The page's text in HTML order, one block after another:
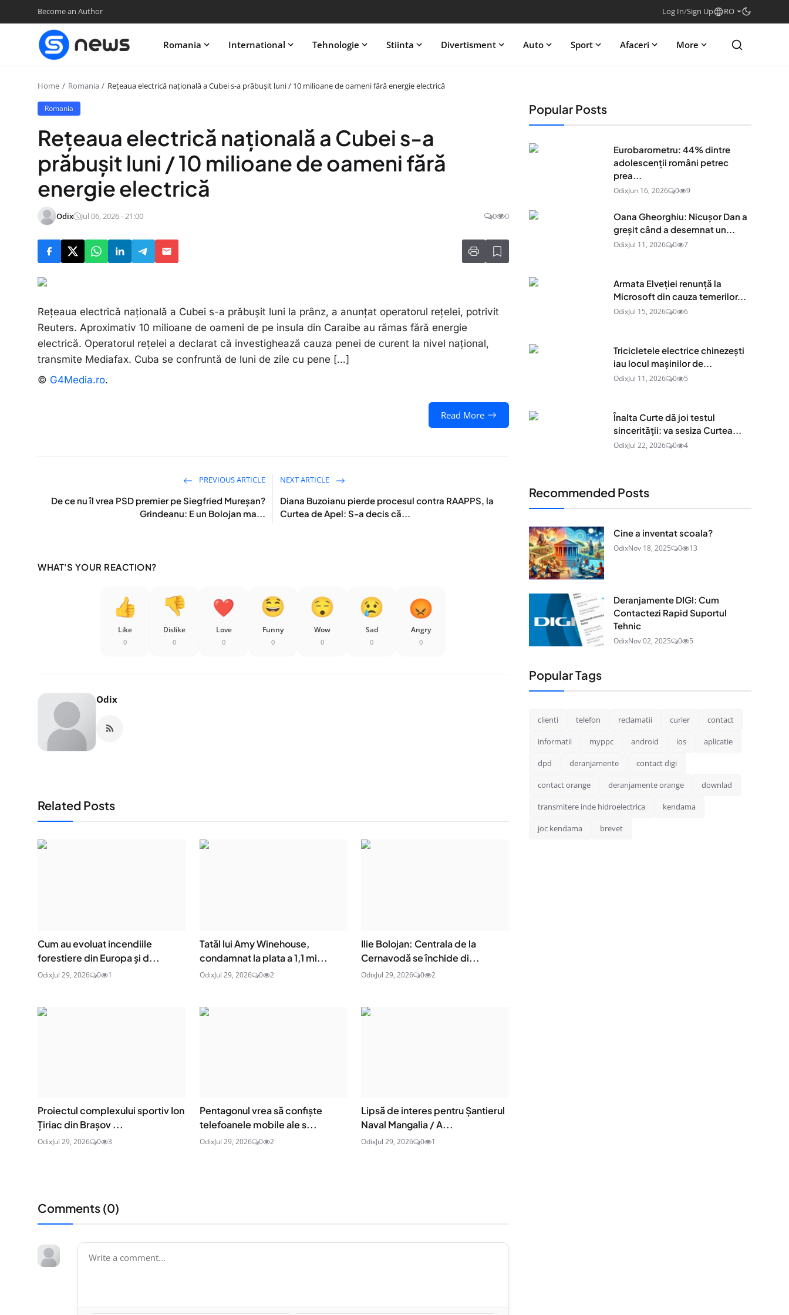
Become an Author Log In/Sign Up RO
Romania International Tehnologie Stiinta Divertisment Auto Sport Afaceri More
Home Romania Rețeaua electrică națională a Cubei s-a prăbușit luni / 10 milioane de oameni fără energie electrică
Romania
Rețeaua electrică națională a Cubei s-a
prăbușit luni / 10 milioane de oameni fără
energie electrică
Odix Jul 06, 2026 - 21:00 0 0
Rețeaua electrică națională a Cubei s-a prăbușit luni la prânz, a anunțat operatorul rețelei, potrivit
Reuters. Aproximativ 10 milioane de oameni de pe insula din Caraibe au rămas fără energie
electrică. Operatorul rețelei a declarat că investighează cauza penei de curent la nivel național,
transmite Mediafax. Cuba se confruntă de luni de zile cu pene […]
© G4Media.ro.
Read More
PREVIOUS ARTICLE
De ce nu îl vrea PSD premier pe Siegfried Mureșan?
Grindeanu: E un Bolojan ma...
NEXT ARTICLE
Diana Buzoianu pierde procesul contra RAAPPS, la
Curtea de Apel: S-a decis că...
WHAT'S YOUR REACTION?
Like
0
Dislike
0
Love
0
Funny
0
Wow
0
Sad
0
Angry
0
Odix
Related Posts
Cum au evoluat incendiile
forestiere din Europa și d...
OdixJul 29, 2026 0 1
Tatăl lui Amy Winehouse,
condamnat la plata a 1,1 mi...
OdixJul 29, 2026 0 2
Ilie Bolojan: Centrala de la
Cernavodă se închide di...
OdixJul 29, 2026 0 2
Proiectul complexului sportiv Ion
Țiriac din Brașov ...
OdixJul 29, 2026 0 3
Pentagonul vrea să confiște
telefoanele mobile ale s...
OdixJul 29, 2026 0 2
Lipsă de interes pentru Șantierul
Naval Mangalia / A...
OdixJul 29, 2026 0 1
Comments (0)
Popular Posts
Eurobarometru: 44% dintre
adolescenţii români petrec
prea...
OdixJun 16, 2026 0 9
Oana Gheorghiu: Nicușor Dan a
greșit când a desemnat un...
OdixJul 11, 2026 0 7
Armata Elveției renunță la
Microsoft din cauza temerilor...
OdixJul 15, 2026 0 6
Tricicletele electrice chinezești
iau locul mașinilor de...
OdixJul 11, 2026 0 5
Înalta Curte dă joi testul
sincerității: va sesiza Curtea...
OdixJul 22, 2026 0 4
Recommended Posts
Cine a inventat scoala?
OdixNov 18, 2025 0 13
Deranjamente DIGI: Cum
Contactezi Rapid Suportul
Tehnic
OdixNov 02, 2025 0 5
Popular Tags
clienti telefon reclamatii curier contact
informatii myppc android ios aplicatie
dpd deranjamente contact digi
contact orange deranjamente orange downlad
transmitere inde hidroelectrica kendama
joc kendama brevet